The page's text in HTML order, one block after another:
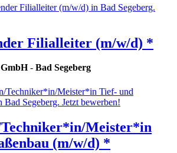
Filialleiter (m/w/d) *
- Bad Segeberg
Meister*in
(m/w/d) *